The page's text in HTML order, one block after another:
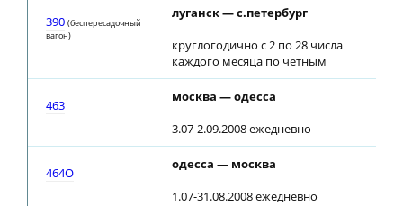
390 (беспересадочный
вагон)
луганск — с.петербург
круглогодично с 2 по 28 числа
каждого месяца по четным
463
москва — одесса
3.07-2.09.2008 ежедневно
464О
одесса — москва
1.07-31.08.2008 ежедневно